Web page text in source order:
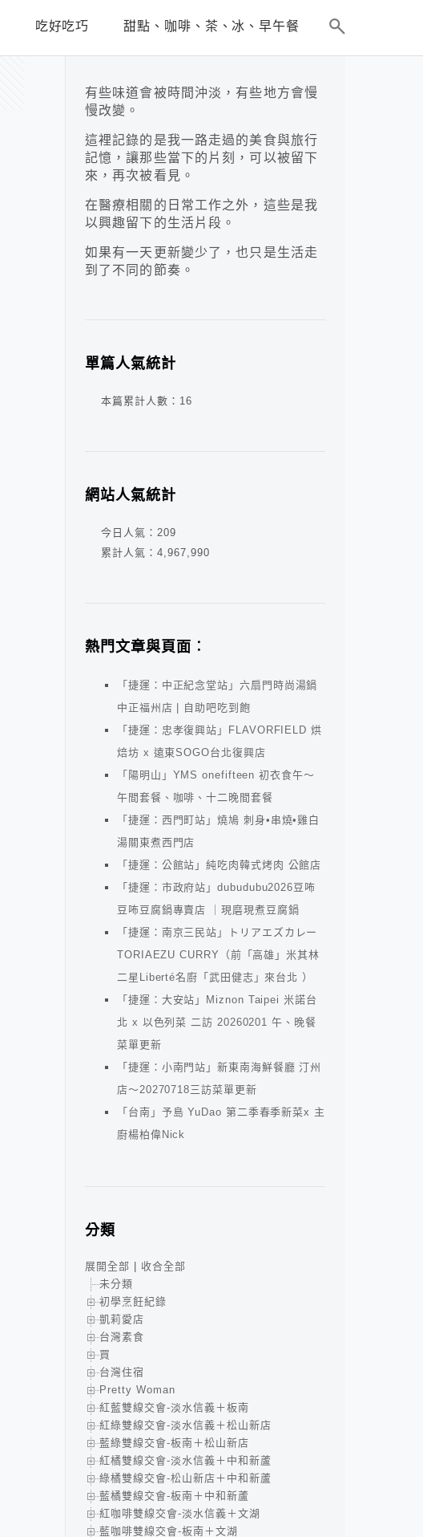
吃好吃巧 甜點、咖啡、茶、冰、早午餐
有些味道會被時間沖淡，有些地方會慢
慢改變。
這裡記錄的是我一路走過的美食與旅行
記憶，讓那些當下的片刻，可以被留下
來，再次被看見。
在醫療相關的日常工作之外，這些是我
以興趣留下的生活片段。
如果有一天更新變少了，也只是生活走
到了不同的節奏。
單篇人氣統計
本篇累計人數： 16
網站人氣統計
今日人氣： 209
累計人氣： 4,967,990
熱門文章與頁面︰
「捷運：中正紀念堂站」六扇門時尚湯鍋
中正福州店 | 自助吧吃到飽
「捷運：忠孝復興站」FLAVORFIELD 烘
焙坊 x 遠東SOGO台北復興店
「陽明山」YMS onefifteen 初衣食午～
午間套餐、咖啡、十二晚間套餐
「捷運：西門町站」燒鳩 刺身•串燒•雞白
湯關東煮西門店
「捷運：公館站」純吃肉韓式烤肉 公館店
「捷運：市政府站」dubudubu2026豆咘
豆咘豆腐鍋專賣店 ｜現磨現煮豆腐鍋
「捷運：南京三民站」トリアエズカレー
TORIAEZU CURRY（前「高雄」米其林
二星Liberté名廚「武田健志」來台北 ）
「捷運：大安站」Miznon Taipei 米諾台
北 x 以色列菜 二訪 20260201 午、晚餐
菜單更新
「捷運：小南門站」新東南海鮮餐廳 汀州
店～20270718三訪菜單更新
「台南」予島 YuDao 第二季春季新菜x 主
廚楊柏偉Nick
分類
展開全部
收合全部
未分類
初學烹飪紀錄
凱莉愛店
台灣素食
買
台灣住宿
Pretty Woman
紅藍雙線交會-淡水信義＋板南
紅綠雙線交會-淡水信義＋松山新店
藍綠雙線交會-板南＋松山新店
紅橘雙線交會-淡水信義＋中和新蘆
綠橘雙線交會-松山新店＋中和新蘆
藍橘雙線交會-板南＋中和新蘆
紅咖啡雙線交會-淡水信義＋文湖
藍咖啡雙線交會-板南＋文湖